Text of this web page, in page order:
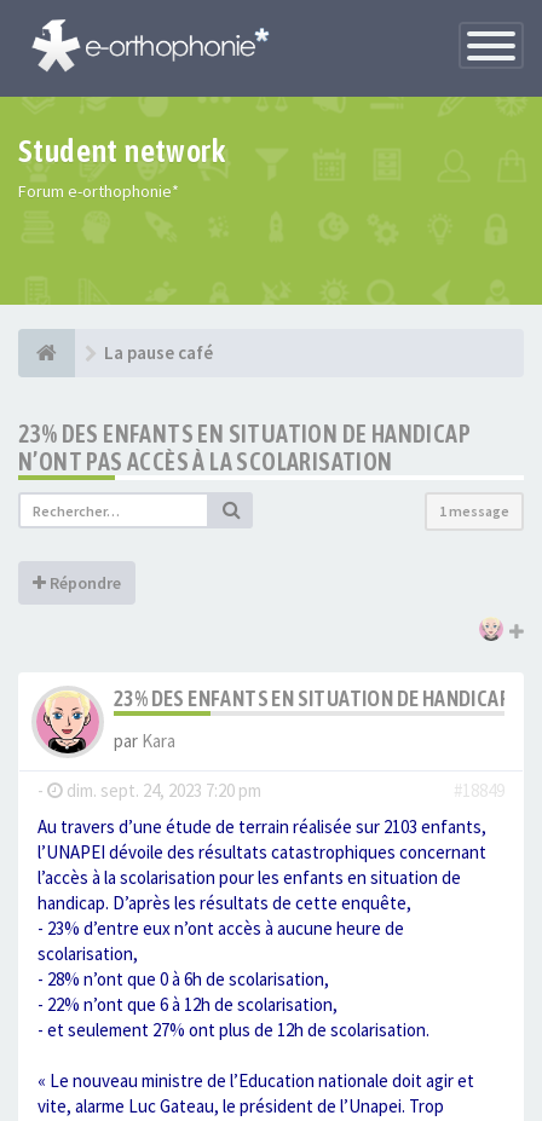
Toggle
Student network
Forum e-orthophonie*
La pause café
23% DES ENFANTS EN SITUATION DE HANDICAP
N’ONT PAS ACCÈS À LA SCOLARISATION
1 message
Répondre
23% DES ENFANTS EN SITUATION DE HANDICAP
par Kara
- dim. sept. 24, 2023 7:20 pm
#18849
Au travers d’une étude de terrain réalisée sur 2103 enfants,
l’UNAPEI dévoile des résultats catastrophiques concernant
l’accès à la scolarisation pour les enfants en situation de
handicap. D’après les résultats de cette enquête,
- 23% d’entre eux n’ont accès à aucune heure de
scolarisation,
- 28% n’ont que 0 à 6h de scolarisation,
- 22% n’ont que 6 à 12h de scolarisation,
- et seulement 27% ont plus de 12h de scolarisation.
« Le nouveau ministre de l’Education nationale doit agir et
vite, alarme Luc Gateau, le président de l’Unapei. Trop